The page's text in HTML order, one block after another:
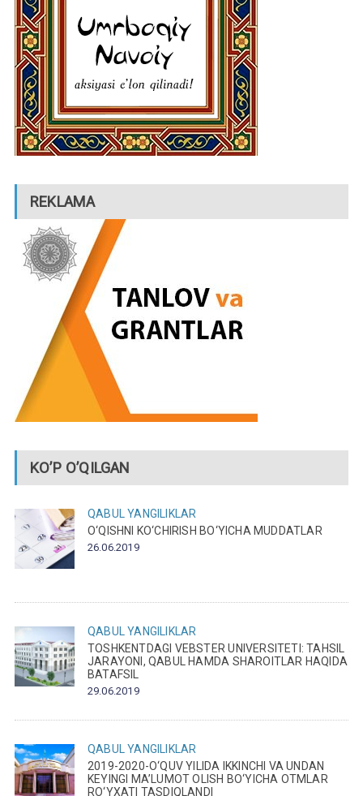
REKLAMA
KO’P O’QILGAN
QABUL
YANGILIKLAR
O‘QISHNI KO‘CHIRISH BO‘YICHA MUDDATLAR
26.06.2019
QABUL
YANGILIKLAR
TOSHKENTDAGI VEBSTER UNIVERSITETI: TAHSIL
JARAYONI, QABUL HAMDA SHAROITLAR HAQIDA
BATAFSIL
29.06.2019
QABUL
YANGILIKLAR
2019-2020-O‘QUV YILIDA IKKINCHI VA UNDAN
KEYINGI MA’LUMOT OLISH BO‘YICHA OTMLAR
RO‘YXATI TASDIQLANDI